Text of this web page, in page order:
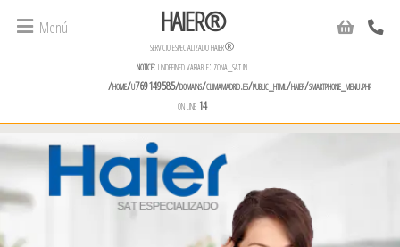
Menú HAIER®
servicio especializado haier®
notice: undefined variable: zona_sat in
/home/u769149585/domains/climamadrid.es/public_html/haier/smartphone_menu.php
on line14